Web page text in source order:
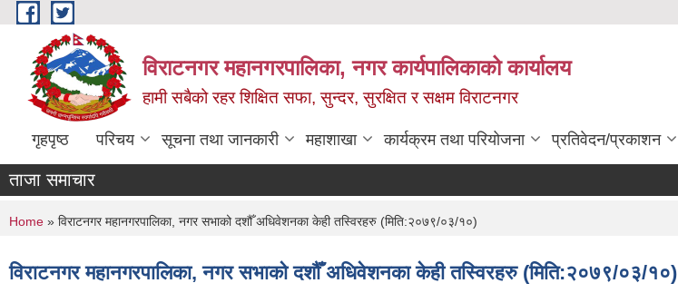
Skip to main content
विराटनगर महानगरपालिका, नगर कार्यपालिकाको कार्यालय
हामी सबैको रहर शिक्षित सफा, सुन्दर, सुरक्षित र सक्षम विराटनगर
गृहपृष्ठ परिचय सूचना तथा जानकारी महाशाखा कार्यक्रम तथा परियोजना प्रतिवेदन/प्रकाशन
ताजा समाचार
You are here
Home » विराटनगर महानगरपालिका, नगर सभाको दशौँ अधिवेशनका केही तस्विरहरु (मिति:२०७९/०३/१०)
विराटनगर महानगरपालिका, नगर सभाको दशौँ अधिवेशनका केही तस्विरहरु (मिति:२०७९/०३/१०)